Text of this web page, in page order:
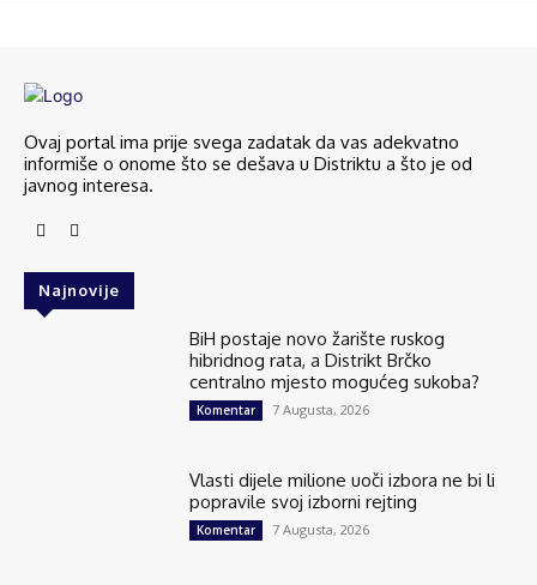
Ovaj portal ima prije svega zadatak da vas adekvatno
informiše o onome što se dešava u Distriktu a što je od
javnog interesa.
Najnovije
BiH postaje novo žarište ruskog
hibridnog rata, a Distrikt Brčko
centralno mjesto mogućeg sukoba?
Komentar 7 Augusta, 2026
Vlasti dijele milione uoči izbora ne bi li
popravile svoj izborni rejting
Komentar 7 Augusta, 2026